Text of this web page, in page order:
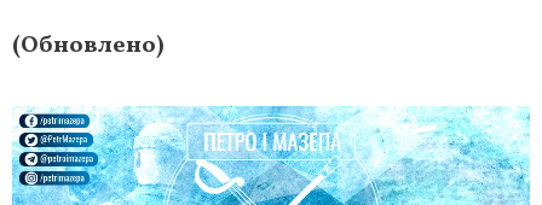
(Обновлено)